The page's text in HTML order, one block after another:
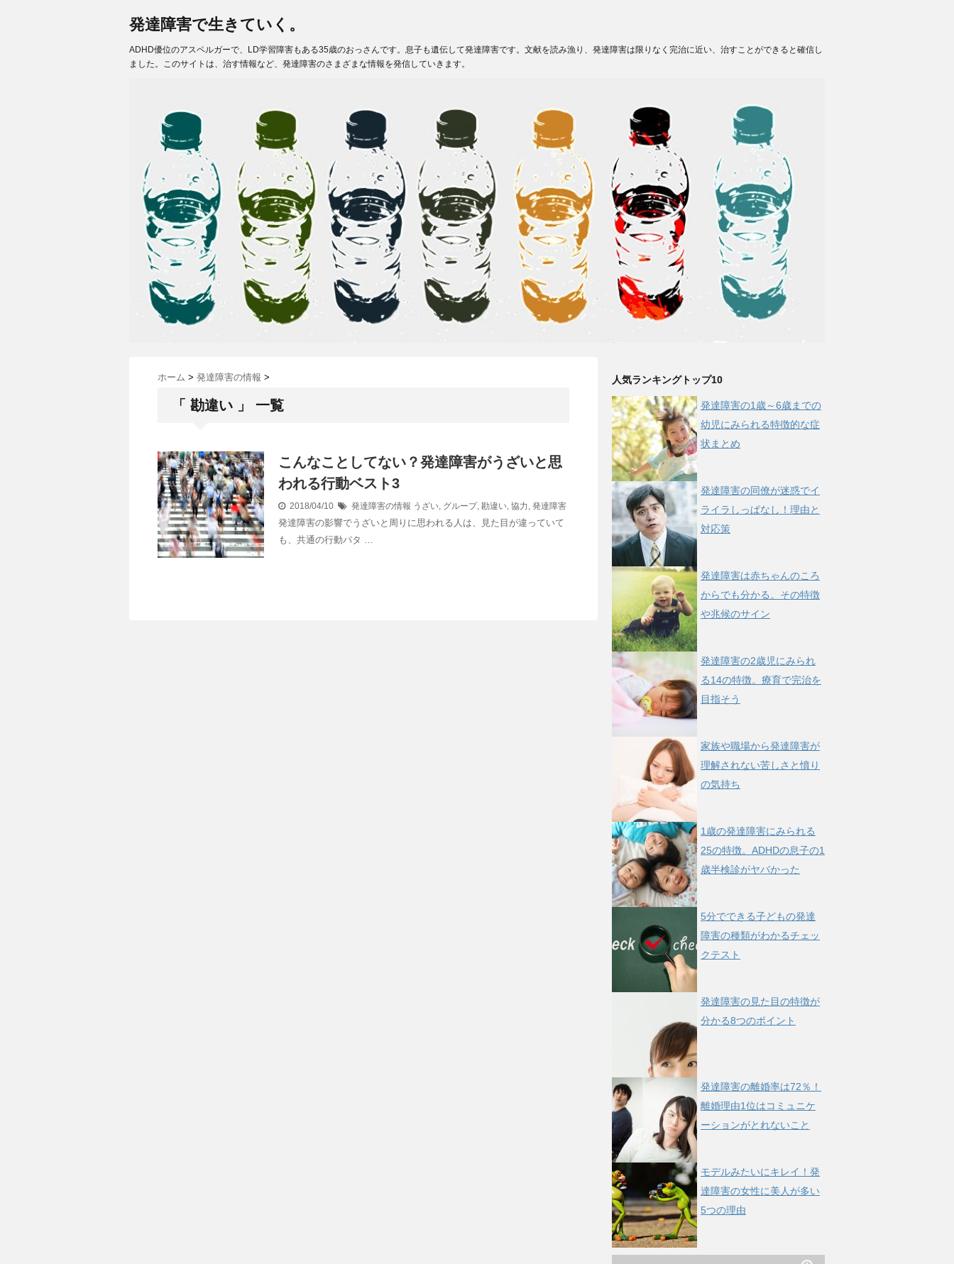
発達障害で生きていく。
ADHD優位のアスペルガーで、LD学習障害もある35歳のおっさんです。息子も遺伝して発達障害です。文献を読み漁り、発達障害は限りなく完治に近い、治すことができると確信し
ました。このサイトは、治す情報など、発達障害のさまざまな情報を発信していきます。
ホーム > 発達障害の情報 >
「 勘違い 」 一覧
こんなことしてない？発達障害がうざいと思
われる行動ベスト3
2018/04/10 発達障害の情報 うざい, グループ, 勘違い, 協力, 発達障害
発達障害の影響でうざいと周りに思われる人は、見た目が違っていて
も、共通の行動パタ …
人気ランキングトップ10
発達障害の1歳～6歳までの
幼児にみられる特徴的な症
状まとめ
発達障害の同僚が迷惑でイ
ライラしっぱなし！理由と
対応策
発達障害は赤ちゃんのころ
からでも分かる。その特徴
や兆候のサイン
発達障害の2歳児にみられ
る14の特徴。療育で完治を
目指そう
家族や職場から発達障害が
理解されない苦しさと憤り
の気持ち
1歳の発達障害にみられる
25の特徴。ADHDの息子の1
歳半検診がヤバかった
5分でできる子どもの発達
障害の種類がわかるチェッ
クテスト
発達障害の見た目の特徴が
分かる8つのポイント
発達障害の離婚率は72％！
離婚理由1位はコミュニケ
ーションがとれないこと
モデルみたいにキレイ！発
達障害の女性に美人が多い
5つの理由